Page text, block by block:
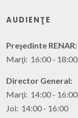
AUDIENŢE
Preşedinte RENAR:
Marţi: 16:00 - 18:00
Director General:
Marţi: 14:00 - 16:00
Joi: 14:00 - 16:00